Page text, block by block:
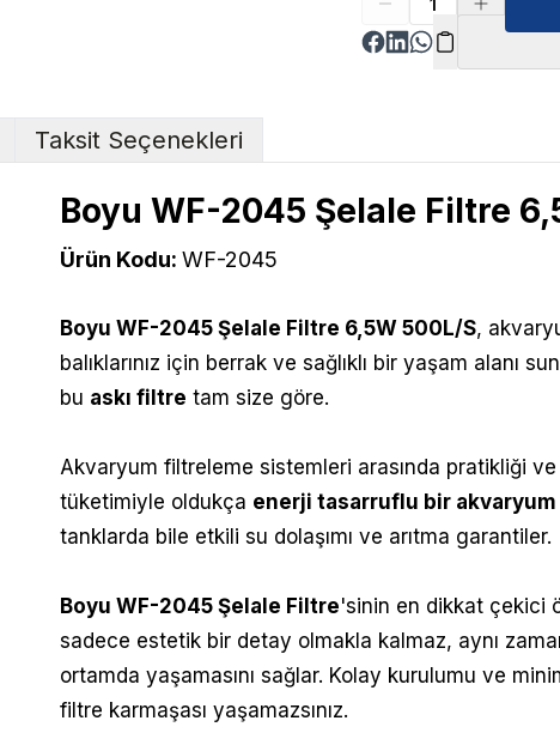
Taksit Seçenekleri
Boyu WF-2045 Şelale Filtre
Ürün Kodu: WF-2045
Boyu WF-2045 Şelale Filtre 6,5W 500L/S,
balıklarınız için berrak ve sağlıklı bir yaşam alanı
bu askı filtre tam size göre.
Akvaryum filtreleme sistemleri arasında pratikliği
tüketimiyle oldukça enerji tasarruflu bir
tanklarda bile etkili su dolaşımı ve arıtma garantiler.
Boyu WF-2045 Şelale Filtre'sinin en dikkat çekici
sadece estetik bir detay olmakla kalmaz, aynı
ortamda yaşamasını sağlar. Kolay kurulumu ve
filtre karmaşası yaşamazsınız.